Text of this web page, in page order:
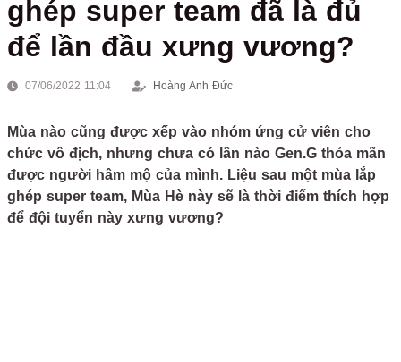
ghép super team đã là đủ
để lần đầu xưng vương?
07/06/2022 11:04 Hoàng Anh Đức
Mùa nào cũng được xếp vào nhóm ứng cử viên cho
chức vô địch, nhưng chưa có lần nào Gen.G thỏa mãn
được người hâm mộ của mình. Liệu sau một mùa lắp
ghép super team, Mùa Hè này sẽ là thời điểm thích hợp
để đội tuyển này xưng vương?